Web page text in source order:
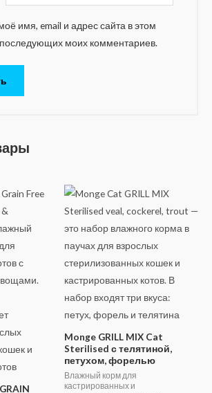
имя, email и адрес сайта в этом
моих комментариев.
Monge GRILL MIX Cat
Sterilised с телятиной,
петухом, форелью
Влажный корм для
кастрированных и